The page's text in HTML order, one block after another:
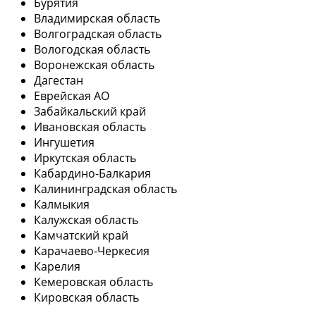
Владимирская область
Волгоградская область
Вологодская область
Воронежская область
Дагестан
Еврейская АО
Забайкальский край
Ивановская область
Ингушетия
Иркутская область
Кабардино-Балкария
Калининградская область
Калмыкия
Калужская область
Камчатский край
Карачаево-Черкесия
Карелия
Кемеровская область
Кировская область